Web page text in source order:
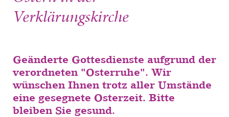
Verklärungskirche
Geänderte Gottesdienste aufgrund der
verordneten "Osterruhe". Wir
wünschen Ihnen trotz aller Umstände
eine gesegnete Osterzeit. Bitte
bleiben Sie gesund.